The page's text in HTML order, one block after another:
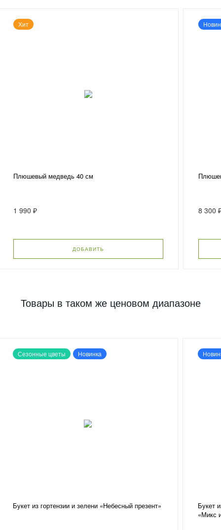
Хит
Плюшевый медведь 40 см
1 990 ₽
ДОБАВИТЬ
8 300
Товары в таком же ценовом диапазоне
Сезонные цветы Новинка
Букет из гортензии и зелени «Небесный презент»
Букет
«Микс